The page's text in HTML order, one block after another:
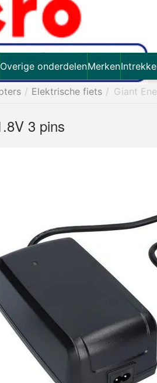
Overige onderdelenMerken
/ Elektrische fiets / Giant
3 pins